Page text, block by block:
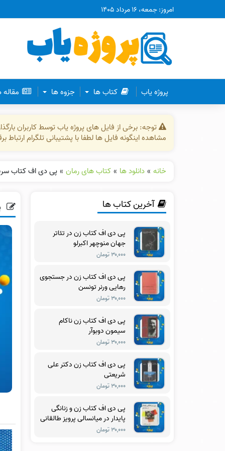
امروز: جمعه، ۱۶ مرداد ۱۴۰۵
پروژه یاب کتاب ها جزوه ها
توجه: برخی از فایل های پروژه یاب توسط کاربران
مشاهده اینگونه فایل ها لطفا با پشتیبانی تلگرام
خانه » دانلود ها » کتاب های رمان » پی دی اف کتاب
آخرین کتاب ها
پی دی اف کتاب زن در تئاتر
جهان منوچهر اکبرلو
۳۰,۰۰۰ تومان
پی دی اف کتاب زن در جستجوی
رهایی ورنر تونسن
۳۰,۰۰۰ تومان
پی دی اف کتاب زن ناکام
سیمون دوبوآر
۳۰,۰۰۰ تومان
پی دی اف کتاب زن دکتر علی
شریعتی
۳۰,۰۰۰ تومان
پی دی اف کتاب زن و زنانگی
پایدار در میانسالی پرویز طالقانی
۳۰,۰۰۰ تومان